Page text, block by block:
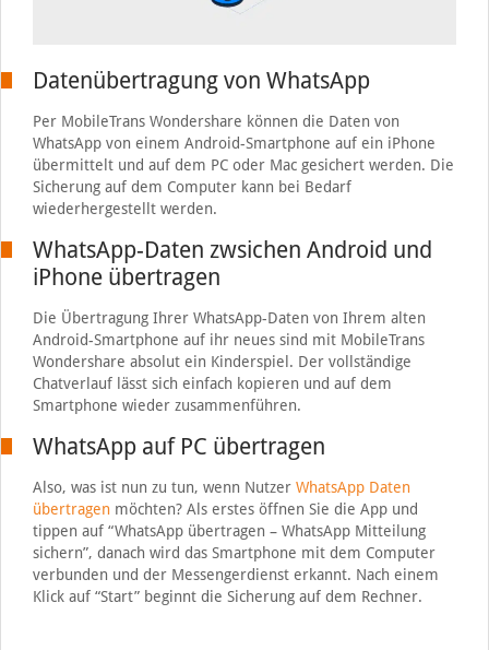
Datenübertragung von WhatsApp
Per MobileTrans Wondershare können die Daten von
WhatsApp von einem Android-Smartphone auf ein iPhone
übermittelt und auf dem PC oder Mac gesichert werden. Die
Sicherung auf dem Computer kann bei Bedarf
wiederhergestellt werden.
WhatsApp-Daten zwsichen Android und
iPhone übertragen
Die Übertragung Ihrer WhatsApp-Daten von Ihrem alten
Android-Smartphone auf ihr neues sind mit MobileTrans
Wondershare absolut ein Kinderspiel. Der vollständige
Chatverlauf lässt sich einfach kopieren und auf dem
Smartphone wieder zusammenführen.
WhatsApp auf PC übertragen
Also, was ist nun zu tun, wenn Nutzer WhatsApp Daten
übertragenmöchten? Als erstes öffnen Sie die App und
tippen auf “WhatsApp übertragen – WhatsApp Mitteilung
sichern”, danach wird das Smartphone mit dem Computer
verbunden und der Messengerdienst erkannt. Nach einem
Klick auf “Start” beginnt die Sicherung auf dem Rechner.